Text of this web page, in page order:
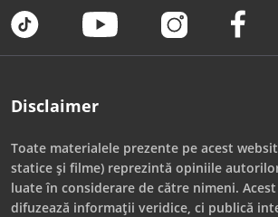
Disclaimer
Toate materialele prezente pe acest
statice și filme) reprezintă opiniile
luate în considerare de către nimeni.
difuzează informații veridice, ci publică